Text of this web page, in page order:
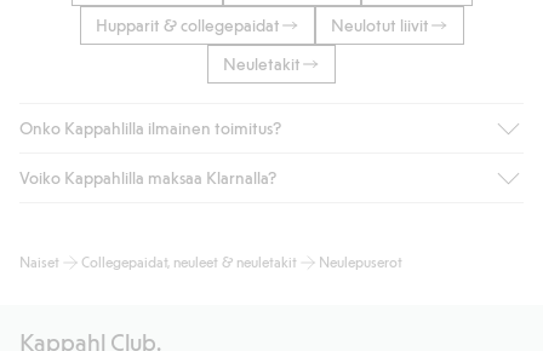
Hupparit & collegepaidat
Neulotut liivit
Neuletakit
Onko Kappahlilla ilmainen toimitus?
Jos olet Kappahl Clubin jäsen, saat aina ilmaisen toimituksen
kotiinkuljetusta). Toimituskulut poistuvat automaattisesti, kun
Voiko Kappahlilla maksaa Klarnalla?
maksutavat, kuten laskun, sekä muita maksuvaihtoehtoja.
Naiset Collegepaidat, neuleet & neuletakit Neulepuserot
Kappahl Club.